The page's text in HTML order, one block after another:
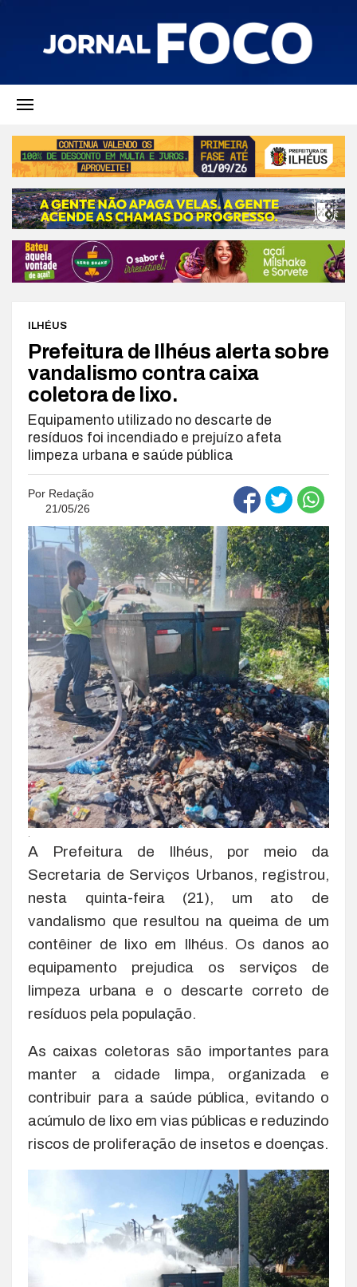
ILHÉUS
Prefeitura de Ilhéus alerta sobre
vandalismo contra caixa
coletora de lixo.
Equipamento utilizado no descarte de
resíduos foi incendiado e prejuízo afeta
limpeza urbana e saúde pública
Por Redação
21/05/26
A Prefeitura de Ilhéus, por meio da
Secretaria de Serviços Urbanos, registrou,
nesta quinta-feira (21), um ato de
vandalismo que resultou na queima de um
contêiner de lixo em Ilhéus. Os danos ao
equipamento prejudica os serviços de
limpeza urbana e o descarte correto de
resíduos pela população.
As caixas coletoras são importantes para
manter a cidade limpa, organizada e
contribuir para a saúde pública, evitando o
acúmulo de lixo em vias públicas e reduzindo
riscos de proliferação de insetos e doenças.